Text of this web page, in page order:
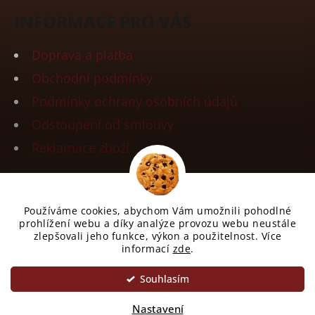
Používáme cookies, abychom Vám umožnili pohodlné
prohlížení webu a díky analýze provozu webu neustále
zlepšovali jeho funkce, výkon a použitelnost. Více
informací zde.
Souhlasím
Nastavení
Doprava a platba
Obchodní podmínky
Podmínky ochrany osobních údajů
Odstoupení od smlouvy
Reklamace zboží
Vytvořil Shoptet
Copyright 2026Spiller Coffee. Všechna práva
vyhrazena.Upravit nastavení cookies